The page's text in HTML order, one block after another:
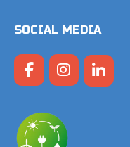
SOCIAL MEDIA